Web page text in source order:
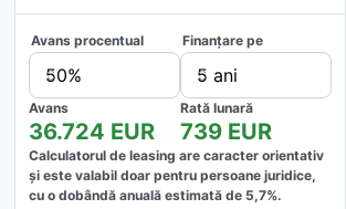
Autentifică-te
Nu ai oferte favorite
Avans procentual
50%
Finanțare pe
5 ani
Avans
36.724 EUR
Rată lunară
739 EUR
Calculatorul de leasing are caracter orientativ
și este valabil doar pentru persoane juridice,
cu o dobândă anuală estimată de 5,7%.